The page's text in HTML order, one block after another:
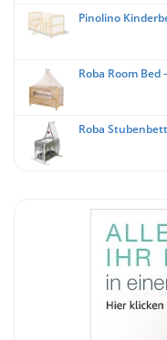
Pinolino
Roba Room Bed
Roba